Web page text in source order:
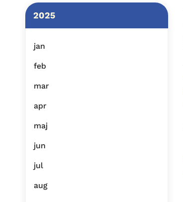
2025
jan
feb
mar
apr
maj
jun
jul
aug